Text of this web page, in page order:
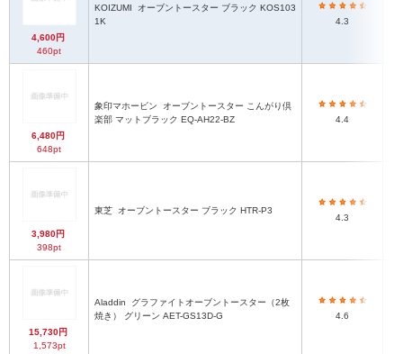
4,600円
460pt
KOIZUMI
1K
4.3
6,480円
648pt
象印マホービン
楽部 マットブラック EQ-AH22-BZ
4.4
3,980円
398pt
東芝 オーブントースター ブラック HTR-P3
4.3
15,730円
1,573pt
Aladdin
焼き） グリーン AET-GS13D-G
4.6